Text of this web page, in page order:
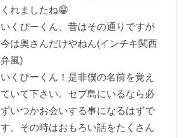
くれましたね😁
いくぴーくん、昔はその通りですが
今は奥さんだけやねん(インチキ関西
弁風)
いくぴーくん！是非僕の名前を覚え
ていて下さい。セブ島にいるなら必
ずいつかお会いする事になるはずで
す。その時はおもろい話をたくさん